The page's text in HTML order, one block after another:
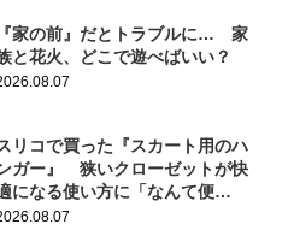
『家の前』だとトラブルに… 家
と花火、どこで遊べばいい？
リコで買った『スカート用のハ
ガー』 狭いクローゼットが快
になる使い方に「なんて便
！」